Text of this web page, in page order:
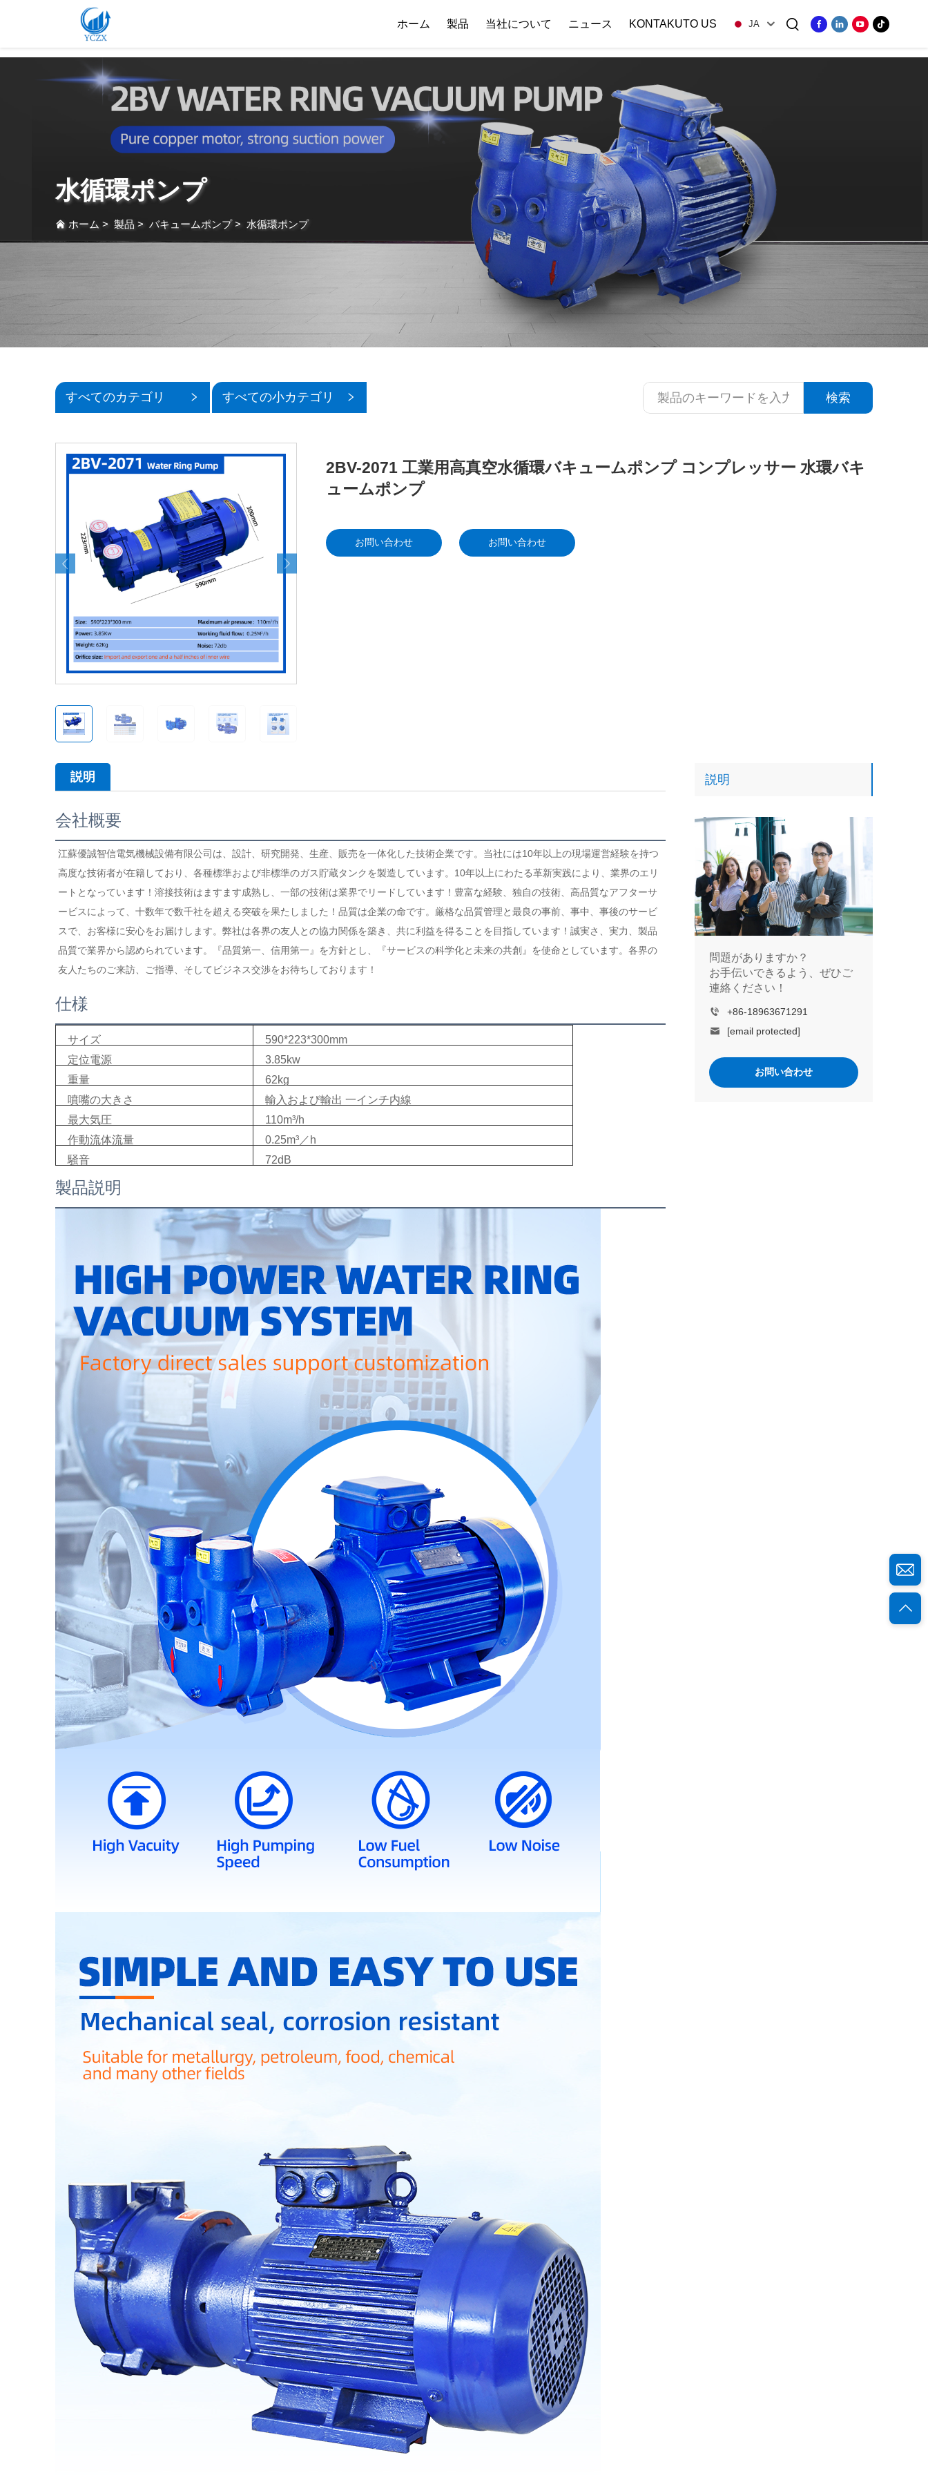
var images = document.getElementsByTagName('img'); for (var i = 0; i < images.length; i++) { if (!images[i].getAttribute('alt')) { images[i].setAttribute('alt', ''); } }
ホーム 製品 当社について ニュース KONTAKUTO US JA
水循環ポンプ
ホーム > 製品 > バキュームポンプ> 水循環ポンプ
すべてのカテゴリ すべての小カテゴリ 検索
2BV-2071 工業用高真空水循環バキュームポンプ コンプレッサー 水環バキ
ュームポンプ
お問い合わせ お問い合わせ
説明
問題がありますか？
お手伝いできるよう、ぜひご
連絡ください！
+86-18963671291
[email protected]
お問い合わせ
説明
会社概要
江蘇優誠智信電気機械設備有限公司は、設計、研究開発、生産、販売を一体化した技術企業です。当社には10年以上の現場運営経験を持つ
高度な技術者が在籍しており、各種標準および非標準のガス貯蔵タンクを製造しています。10年以上にわたる革新実践により、業界のエリ
ートとなっています！溶接技術はますます成熟し、一部の技術は業界でリードしています！豊富な経験、独自の技術、高品質なアフターサ
ービスによって、十数年で数千社を超える突破を果たしました！品質は企業の命です。厳格な品質管理と最良の事前、事中、事後のサービ
スで、お客様に安心をお届けします。弊社は各界の友人との協力関係を築き、共に利益を得ることを目指しています！誠実さ、実力、製品
品質で業界から認められています。『品質第一、信用第一』を方針とし、『サービスの科学化と未来の共創』を使命としています。各界の
友人たちのご来訪、ご指導、そしてビジネス交渉をお待ちしております！
仕様
サイズ
590*223*300mm
定位電源
3.85kw
重量
62kg
噴嘴の大きさ
輸入および輸出 一インチ内線
最大気圧
110m³/h
作動流体流量
0.25m³／h
騒音
72dB
製品説明